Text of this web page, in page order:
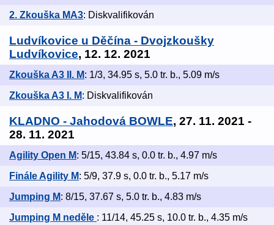
2. Zkouška MA3: Diskvalifikován
Ludvíkovice u Děčína - Dvojzkoušky
Ludvíkovice, 12. 12. 2021
Zkouška A3 II. M: 1/3, 34.95 s, 5.0 tr. b., 5.09 m/s
Zkouška A3 I. M: Diskvalifikován
KLADNO - Jahodová BOWLE, 27. 11. 2021 -
28. 11. 2021
Agility Open M: 5/15, 43.84 s, 0.0 tr. b., 4.97 m/s
Finále Agility M: 5/9, 37.9 s, 0.0 tr. b., 5.17 m/s
Jumping M: 8/15, 37.67 s, 5.0 tr. b., 4.83 m/s
Jumping M neděle : 11/14, 45.25 s, 10.0 tr. b., 4.35 m/s